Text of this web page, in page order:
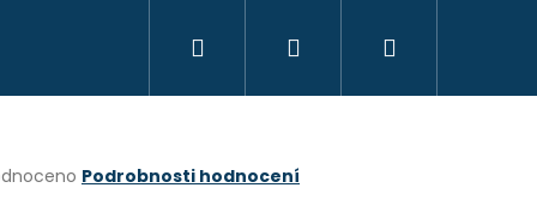
MONTESSORIPřihlášení
Podrobnosti hodnocení